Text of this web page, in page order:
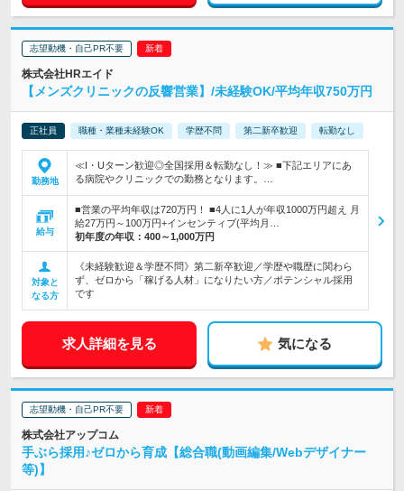
志望動機・自己PR不要
株式会社HRエイド
【メンズクリニックの反響営業】/未経験OK/平均年収750万円
正社員 職種・業種未経験OK 学歴不問 第二新卒歓迎 転勤なし
勤務地
≪I・Uターン歓迎◎全国採用＆転勤なし！≫ ■下記エリアにあ
る病院やクリニックでの勤務となります。…
給与
■営業の平均年収は720万円！ ■4人に1人が年収1000万円超え 月
給27万円～100万円+インセンティブ(平均月…
初年度の年収： 400～1,000万円
対象と
なる方
《未経験歓迎＆学歴不問》第二新卒歓迎／学歴や職歴に関わら
ず、ゼロから「稼げる人材」になりたい方／ポテンシャル採用
です
求人詳細を見る 気になる
志望動機・自己PR不要
株式会社アップコム
手ぶら採用♪ゼロから育成【総合職(動画編集/Webデザイナー
等)】